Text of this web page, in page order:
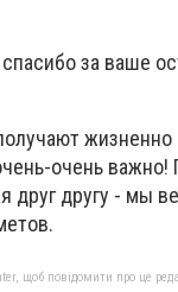
за ваше
очень важно!
друг другу - мы
щоб повідомити про це